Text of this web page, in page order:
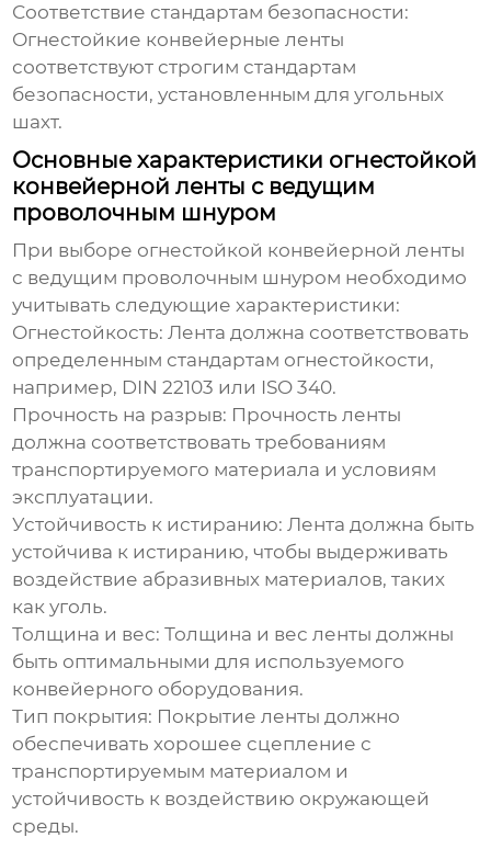
Соответствие стандартам безопасности:
Огнестойкие конвейерные ленты
соответствуют строгим стандартам
безопасности, установленным для угольных
шахт.
Основные характеристики огнестойкой
конвейерной ленты с ведущим
проволочным шнуром
При выборе огнестойкой конвейерной ленты
с ведущим проволочным шнуром необходимо
учитывать следующие характеристики:
Огнестойкость: Лента должна соответствовать
определенным стандартам огнестойкости,
например, DIN 22103 или ISO 340.
Прочность на разрыв: Прочность ленты
должна соответствовать требованиям
транспортируемого материала и условиям
эксплуатации.
Устойчивость к истиранию: Лента должна быть
устойчива к истиранию, чтобы выдерживать
воздействие абразивных материалов, таких
как уголь.
Толщина и вес: Толщина и вес ленты должны
быть оптимальными для используемого
конвейерного оборудования.
Тип покрытия: Покрытие ленты должно
обеспечивать хорошее сцепление с
транспортируемым материалом и
устойчивость к воздействию окружающей
среды.